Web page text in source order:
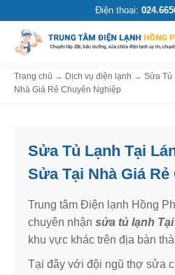
Điện thoại:
Trang chủ → Dịch vụ điện lạnh → Sửa Tủ
Nhà Giá Rẻ Chuyên Nghiệp
Sửa Tủ Lạnh Tại
Sửa Tại Nhà Giá
Trung tâm Điện lạnh Hồng
chuyên nhận sửa tủ lạnh
khu vực khác trên địa bàn
Tại đây với đội ngũ thợ sửa